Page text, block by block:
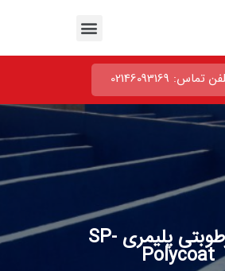
تماس: 02146093169
عایق رطوبتی پلیمری SP-
Polycoat